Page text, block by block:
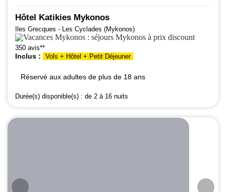
Hôtel Katikies Mykonos
Iles Grecques - Les Cyclades (Mykonos)
350 avis**
Inclus : Vols + Hôtel + Petit Déjeuner
Réservé aux adultes de plus de 18 ans
Durée(s) disponible(s) : de 2 à 16 nuits